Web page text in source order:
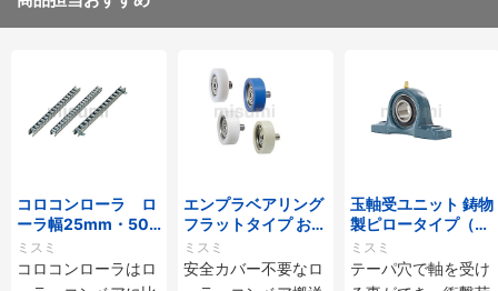
コロコンローラ ロ
ーラ幅25mm・50
mmタイプ
ミスミ
コロコンローラはロ
エンプラベアリング
フラットタイプ おね
じ付
ミスミ
安全カバー不要なロ
玉軸受ユニット 鋳物
製ピロータイプ（テ
ーパ穴タイプ）
ミスミ
テーパ穴で軸を受け